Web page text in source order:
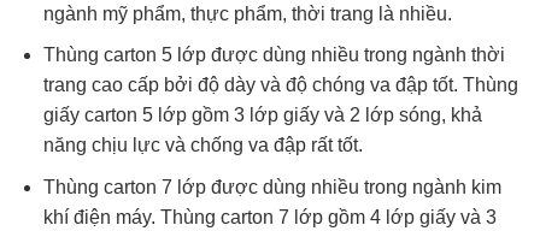
ngành mỹ phẩm, thực phẩm, thời trang là nhiều.
Thùng carton 5 lớp được dùng nhiều trong ngành thời
trang cao cấp bởi độ dày và độ chóng va đập tốt. Thùng
giấy carton 5 lớp gồm 3 lớp giấy và 2 lớp sóng, khả
năng chịu lực và chống va đập rất tốt.
Thùng carton 7 lớp được dùng nhiều trong ngành kim
khí điện máy. Thùng carton 7 lớp gồm 4 lớp giấy và 3